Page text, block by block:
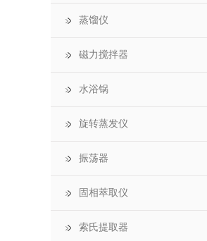
蒸馏仪
磁力搅拌器
水浴锅
旋转蒸发仪
振荡器
固相萃取仪
索氏提取器